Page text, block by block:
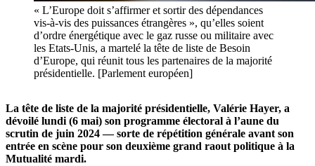
« L’Europe doit s’affirmer et sortir des dépendances
vis-à-vis des puissances étrangères », qu’elles soient
d’ordre énergétique avec le gaz russe ou militaire avec
les Etats-Unis, a martelé la tête de liste de Besoin
d’Europe, qui réunit tous les partenaires de la majorité
présidentielle. [Parlement européen]
La tête de liste de la majorité présidentielle, Valérie Hayer, a
dévoilé lundi (6 mai) son programme électoral à l’aune du
scrutin de juin 2024 — sorte de répétition générale avant son
entrée en scène pour son deuxième grand raout politique à la
Mutualité mardi.